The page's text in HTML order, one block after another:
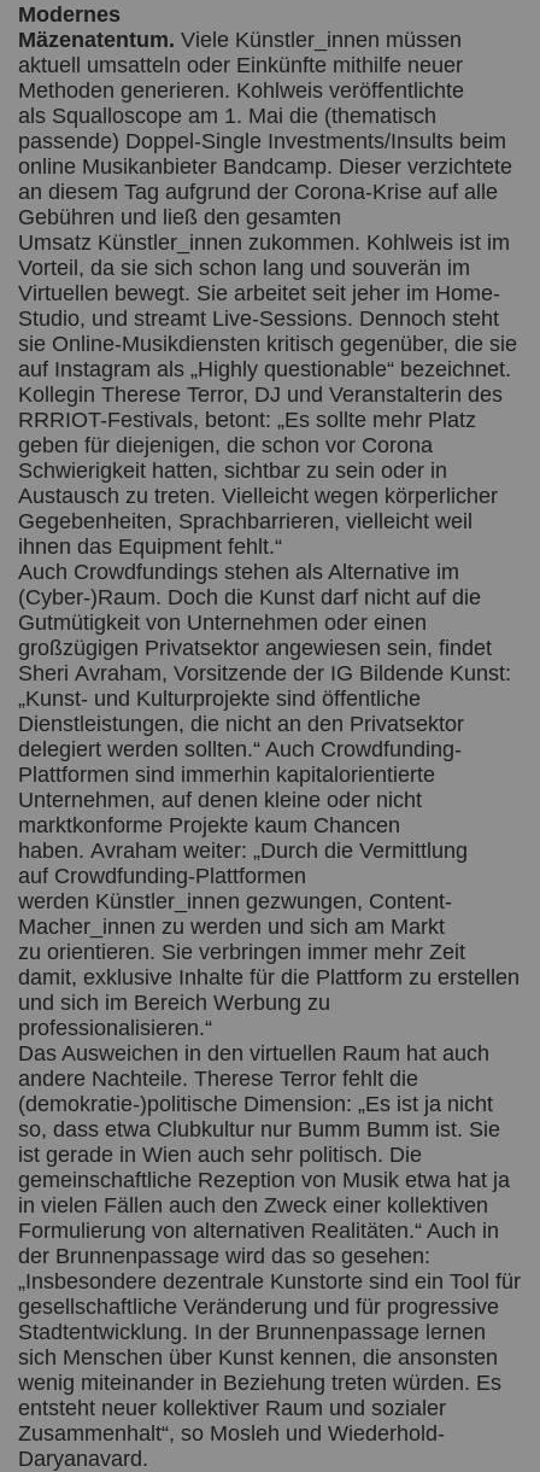
Modernes
Mäzenatentum. Viele Künstler_innen müssen
aktuell umsatteln oder Einkünfte mithilfe neuer
Methoden generieren. Kohlweis veröffentlichte
als Squalloscope am 1. Mai die (thematisch
passende) Doppel-Single Investments/Insults beim
online Musikanbieter Bandcamp. Dieser verzichtete
an diesem Tag aufgrund der Corona-Krise auf alle
Gebühren und ließ den gesamten
Umsatz Künstler_innen zukommen. Kohlweis ist im
Vorteil, da sie sich schon lang und souverän im
Virtuellen bewegt. Sie arbeitet seit jeher im Home-
Studio, und streamt Live-Sessions. Dennoch steht
sie Online-Musikdiensten kritisch gegenüber, die sie
auf Instagram als „Highly questionable“ bezeichnet.
Kollegin Therese Terror, DJ und Veranstalterin des
RRRIOT-Festivals, betont: „Es sollte mehr Platz
geben für diejenigen, die schon vor Corona
Schwierigkeit hatten, sichtbar zu sein oder in
Austausch zu treten. Vielleicht wegen körperlicher
Gegebenheiten, Sprachbarrieren, vielleicht weil
ihnen das Equipment fehlt.“
Auch Crowdfundings stehen als Alternative im
(Cyber-)Raum. Doch die Kunst darf nicht auf die
Gutmütigkeit von Unternehmen oder einen
großzügigen Privatsektor angewiesen sein, findet
Sheri Avraham, Vorsitzende der IG Bildende Kunst:
„Kunst- und Kulturprojekte sind öffentliche
Dienstleistungen, die nicht an den Privatsektor
delegiert werden sollten.“ Auch Crowdfunding-
Plattformen sind immerhin kapitalorientierte
Unternehmen, auf denen kleine oder nicht
marktkonforme Projekte kaum Chancen
haben. Avraham weiter: „Durch die Vermittlung
auf Crowdfunding-Plattformen
werden Künstler_innen gezwungen, Content-
Macher_innen zu werden und sich am Markt
zu orientieren. Sie verbringen immer mehr Zeit
damit, exklusive Inhalte für die Plattform zu erstellen
und sich im Bereich Werbung zu
professionalisieren.“
Das Ausweichen in den virtuellen Raum hat auch
andere Nachteile. Therese Terror fehlt die
(demokratie-)politische Dimension: „Es ist ja nicht
so, dass etwa Clubkultur nur Bumm Bumm ist. Sie
ist gerade in Wien auch sehr politisch. Die
gemeinschaftliche Rezeption von Musik etwa hat ja
in vielen Fällen auch den Zweck einer kollektiven
Formulierung von alternativen Realitäten.“ Auch in
der Brunnenpassage wird das so gesehen:
„Insbesondere dezentrale Kunstorte sind ein Tool für
gesellschaftliche Veränderung und für progressive
Stadtentwicklung. In der Brunnenpassage lernen
sich Menschen über Kunst kennen, die ansonsten
wenig miteinander in Beziehung treten würden. Es
entsteht neuer kollektiver Raum und sozialer
Zusammenhalt“, so Mosleh und Wiederhold-
Daryanavard.